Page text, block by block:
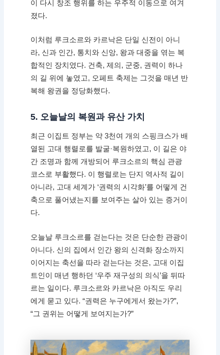
이 다시 창조 행위를 하는 우주적 이동으로 여겨
졌다.
이처럼 루크소르와 카르낙은 단일 신전이 아니
라, 신과 인간, 통치와 신앙, 왕과 대중을 엮는 복
합적인 장치였다. 건축, 제의, 군중, 권력이 하나
의 길 위에 놓였고, 오페트 축제는 그것을 매년 반
복해 왕권을 정당화했다.
5. 오늘날의 복원과 유산 가치
최근 이집트 정부는 약 3천여 개의 스핑크스가 배
열된 고대 행렬로를 발굴·복원하였고, 이 길은 야
간 조명과 함께 개방되어 루크소르의 핵심 관광
코스로 부활했다. 이 행렬로는 단지 역사적 길이
아니라, 고대 세계가 ‘권력의 시각화’를 어떻게 건
축으로 풀어냈는지를 보여주는 살아 있는 증거이
다.
오늘날 루크소르를 걷는다는 것은 단순한 관광이
아니다. 신의 집에서 인간 왕의 신격화 장소까지
이어지는 축선을 따라 걷는다는 것은, 고대 이집
트인이 매년 행하던 ‘우주 재구성의 의식’을 뒤따
르는 일이다. 루크소르와 카르낙은 아직도 우리
에게 묻고 있다. “권력은 누구에게서 왔는가?”,
“그 권위는 어떻게 보여지는가?”